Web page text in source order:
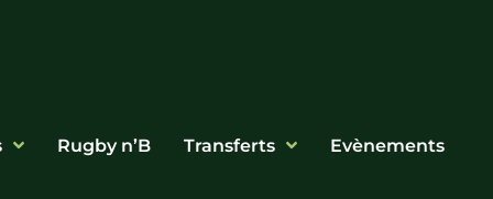
Rugby n’B Transferts Evènements